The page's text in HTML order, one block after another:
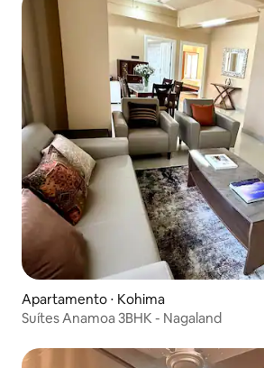
Apartamento ⋅ Kohima
Suítes Anamoa 3BHK - Nagaland